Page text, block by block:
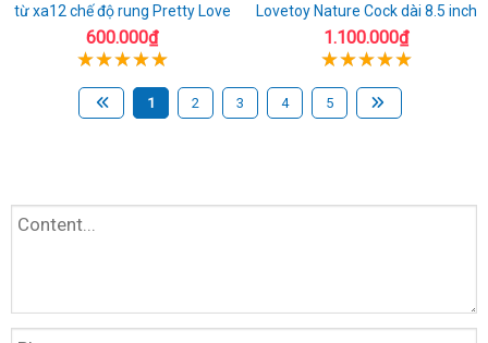
từ xa12 chế độ rung Pretty Love
600.000₫
Lovetoy Nature Cock dài 8.5 inch
1.100.000₫
1 2 3 4 5